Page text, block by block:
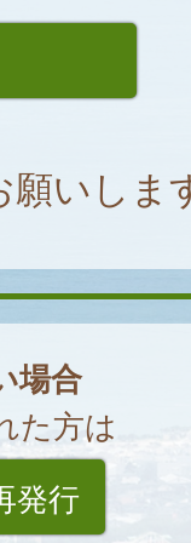
願いしま
場合
た方は
発行